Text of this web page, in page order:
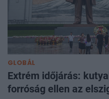
GLOBÁL
Extrém időjárás:
forróság ellen az